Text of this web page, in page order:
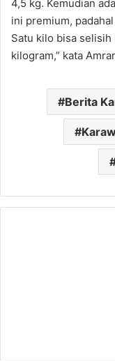
4,5 kg. Kemudian
ini premium,
Satu kilo bisa selisih
kilogram,” kata
Berita